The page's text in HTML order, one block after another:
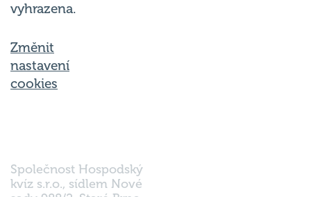
vyhrazena.
Změnit
nastavení
cookies
Společnost Hospodský
kvíz s.r.o., sídlem Nové